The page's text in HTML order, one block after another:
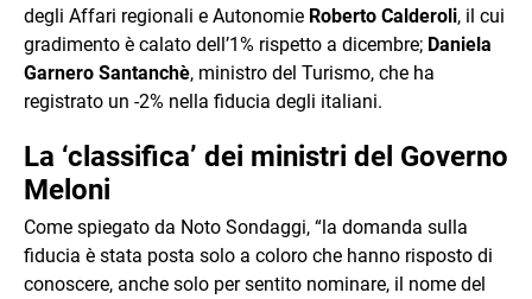
degli Affari regionali e Autonomie Roberto Calderoli, il cui
gradimento è calato dell’1% rispetto a dicembre; Daniela
Garnero Santanchè, ministro del Turismo, che ha
registrato un -2% nella fiducia degli italiani.
La ‘classifica’ dei ministri del Governo
Meloni
Come spiegato da Noto Sondaggi, “la domanda sulla
fiducia è stata posta solo a coloro che hanno risposto di
conoscere, anche solo per sentito nominare, il nome del